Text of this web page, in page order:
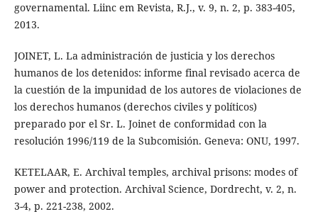
governamental. Liinc em Revista, R.J., v. 9, n. 2, p. 383-405,
2013.
JOINET, L. La administración de justicia y los derechos
humanos de los detenidos: informe final revisado acerca de
la cuestión de la impunidad de los autores de violaciones de
los derechos humanos (derechos civiles y políticos)
preparado por el Sr. L. Joinet de conformidad con la
resolución 1996/119 de la Subcomisión. Geneva: ONU, 1997.
KETELAAR, E. Archival temples, archival prisons: modes of
power and protection. Archival Science, Dordrecht, v. 2, n.
3-4, p. 221-238, 2002.